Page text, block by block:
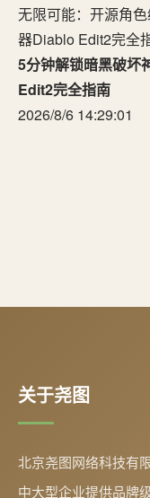
5分钟解锁暗黑破坏
Edit2完全指南
2026/8/6 14:29:01
关于尧图
北京尧图网络科技有
中大型企业提供品牌